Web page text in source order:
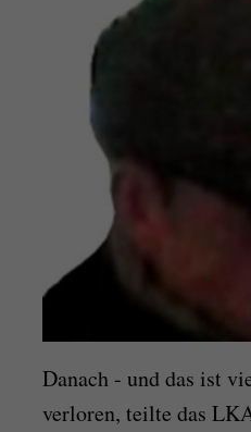
Danach - und das ist
verloren, teilte das